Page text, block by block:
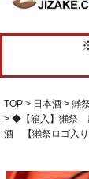
TOP 日本酒
獺
◆【箱入】獺祭
酒 【獺祭ロゴ入